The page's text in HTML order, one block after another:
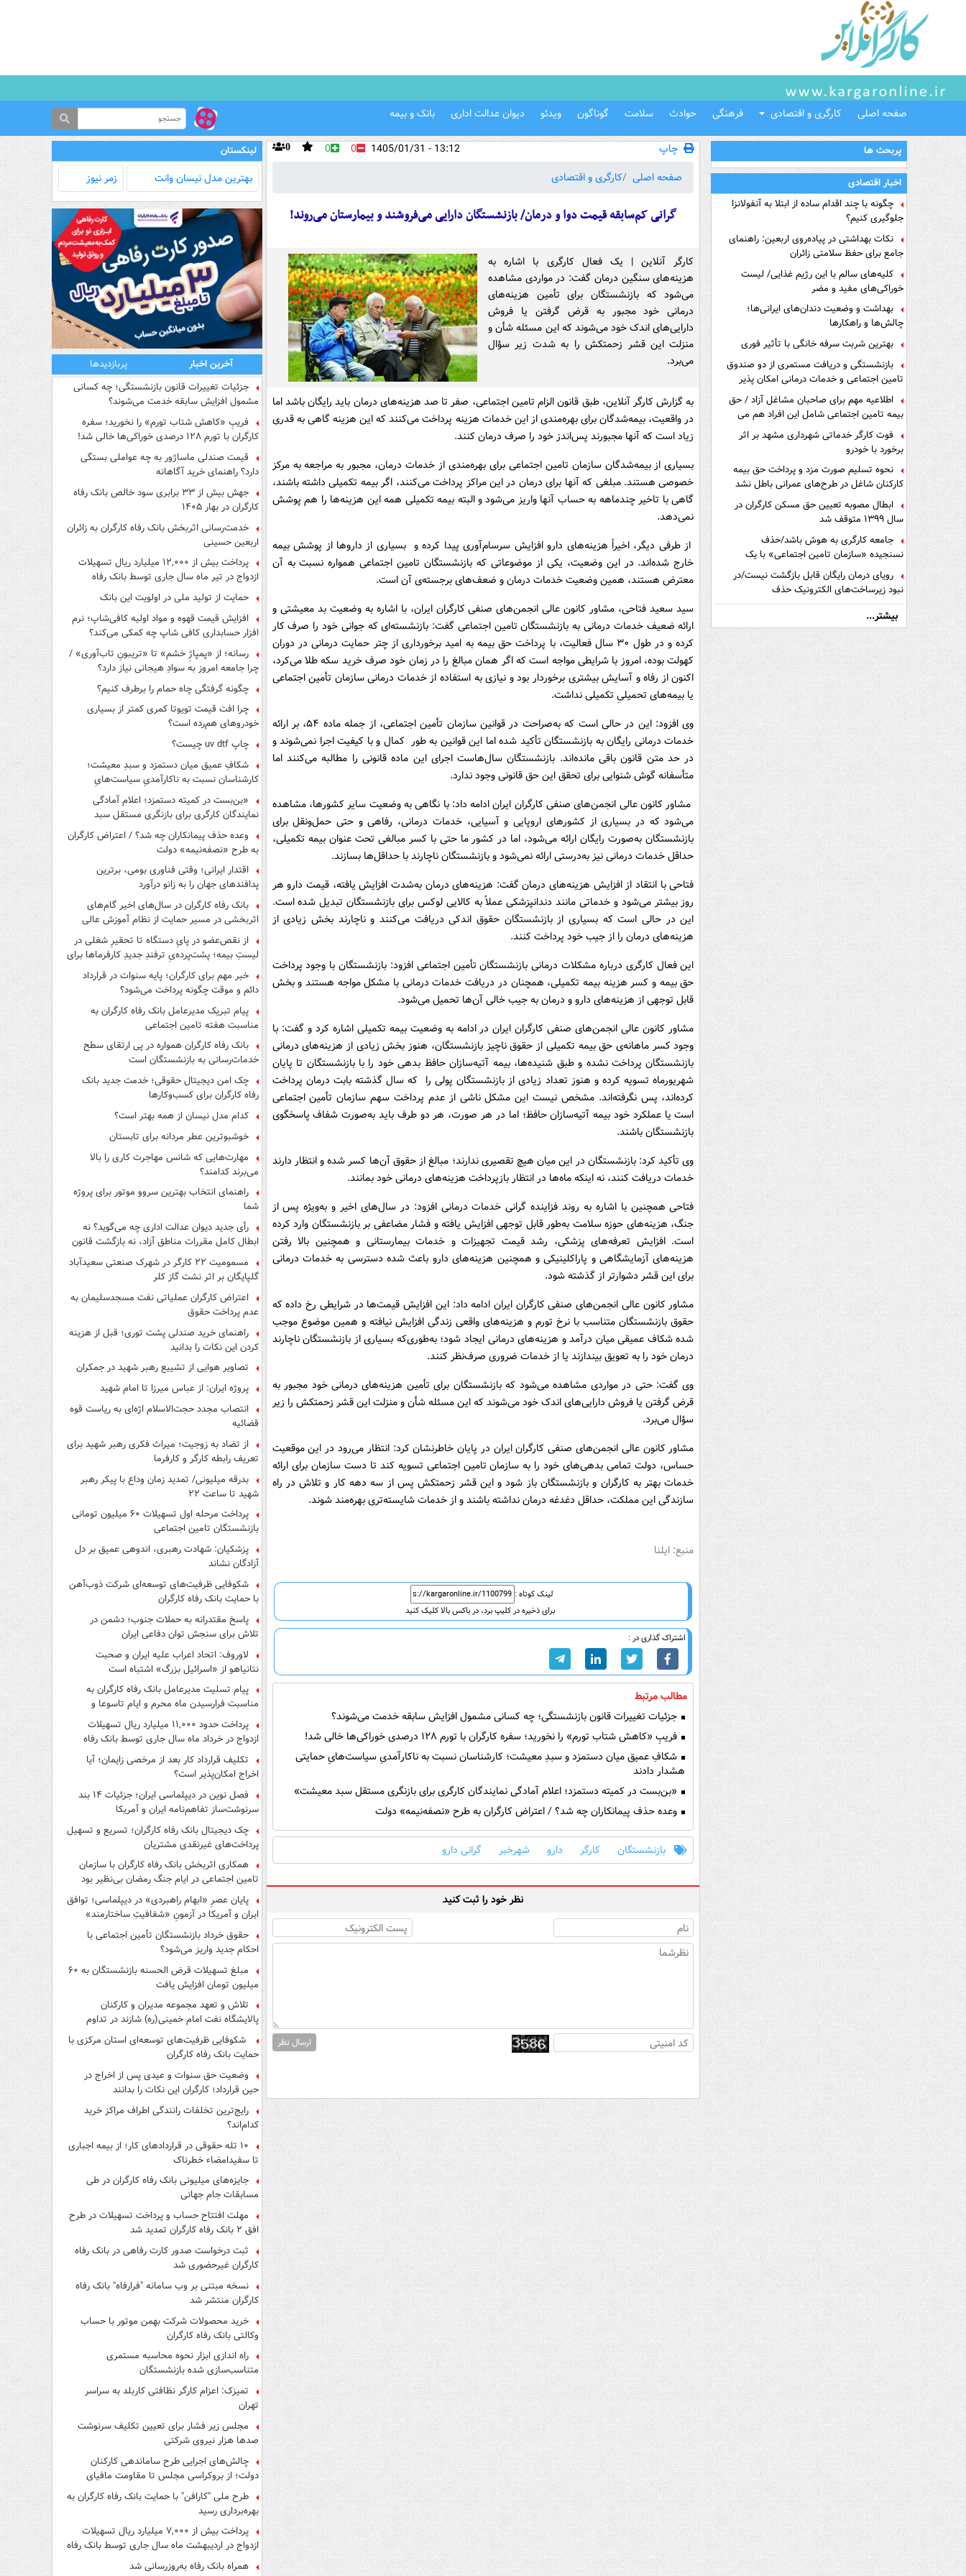
صفحه اصلی کارگری و اقتصادی فرهنگی حوادث سلامت گوناگون ویدئو دیوان عدالت اداری بانک و بیمه
پربحث ها
اخبار اقتصادی
چگونه با چند اقدام ساده از ابتلا به آنفولانزا
جلوگیری کنیم؟
نکات بهداشتی در پیاده‌روی اربعین: راهنمای
جامع برای حفظ سلامتی زائران
کلیه‌های سالم با این رژیم غذایی/ لیست
خوراکی‌های مفید و مضر
بهداشت و وضعیت دندان‌های ایرانی‌ها؛
چالش‌ها و راهکارها
بهترین شربت سرفه خانگی با تأثیر فوری
بازنشستگی و دریافت مستمری از دو صندوق
تامین اجتماعی و خدمات درمانی امکان پذیر
است ؟
اطلاعیه مهم برای صاحبان مشاغل آزاد / حق
بیمه تامین اجتماعی شامل این افراد هم می
شودفوت کارگر خدماتی شهرداری مشهد بر اثر
برخورد با خودرو
نحوه تسلیم صورت مزد و پرداخت حق بیمه
کارکنان شاغل در طرح‌های عمرانی باطل نشد
ابطال مصوبه تعیین حق مسکن کارگران در
سال ۱۳۹۹ متوقف شد
جامعه کارگری به هوش باشد/حذف
نسنجیده «سازمان تامین اجتماعی» با یک
تفاهم نامه!
رویای درمان رایگان قابل بازگشت نیست/در
نبود زیرساخت‌های الکترونیک حذف
دفترچه‌های بیمه اشتباه مضاعف است
بیشتر...
چاپ 0 0 0
13:12 - 1405/01/31
صفحه اصلی
کارگری و اقتصادی
گرانی کم‌سابقه‌ قیمت دوا و درمان/ بازنشستگان دارایی می‌فروشند و بیمارستان می‌روند!
کارگر آنلاین | یک فعال کارگری با اشاره به
هزینه‌های سنگین درمان گفت: در مواردی مشاهده
می‌شود که بازنشستگان برای تأمین هزینه‌های
درمانی خود مجبور به قرض گرفتن یا فروش
دارایی‌های اندک خود می‌شوند که این مسئله شأن و
منزلت این قشر زحمتکش را به شدت زیر سؤال
می‌برد.
به گزارش کارگر آنلاین، طبق قانون الزام تامین اجتماعی، صفر تا صد هزینه‌های درمان باید رایگان باشد اما
در واقعیت، بیمه‌شدگان برای بهره‌مندی از این خدمات هزینه پرداخت می‌کنند که این هزینه گاهی به قدری
زیاد است که آنها مجبورند پس‌اندز خود را صرف درمان کنند.
بسیاری از بیمه‌شدگان سازمان تامین اجتماعی برای بهره‌مندی از خدمات درمان، مجبور به مراجعه به مرکز
خصوصی هستند. مبلغی که آنها برای درمان در این مراکز پرداخت می‌کنند، اگر بیمه تکمیلی داشته باشند،
گاهی با تاخیر چندماهه به حساب آنها واریز می‌شود و البته بیمه تکمیلی همه این هزینه‌ها را هم‌ پوشش
نمی‌دهد.
از طرفی دیگر، اخیراً هزینه‌های دارو افزایش سرسام‌آوری پیدا کرده و بسیاری از داروها از پوشش بیمه
خارج شده‌اند. در این وضعیت، یکی از موضوعاتی که بازنشستگان تامین اجتماعی همواره نسبت به آن
معترض هستند، همین وضعیت خدمات درمان و ضعف‌های برجسته‌ی آن است.
سید سعید فتاحی، مشاور کانون عالی انجمن‌های صنفی کارگران ایران، با اشاره به وضعیت بد معیشتی و
ارائه ضعیف خدمات درمانی به بازنشستگان تامین اجتماعی گفت: بازنشسته‌ای که جوانی خود را صرف کار
کرده و در طول ۳۰ سال فعالیت، با پرداخت حق بیمه به امید برخورداری از چتر حمایت درمانی در دوران
کهولت بوده، امروز با شرایطی مواجه است که اگر همان مبالغ را در زمان خود صرف خرید سکه طلا می‌کرد،
اکنون از رفاه و آسایش بیشتری برخوردار بود و نیازی به استفاده از خدمات درمانی سازمان تأمین اجتماعی
یا بیمه‌های تحمیلیِ تکمیلی نداشت.
وی افزود: این در حالی است که به‌صراحت در قوانین سازمان تأمین اجتماعی، از جمله ماده ۵۴، بر ارائه
خدمات درمانی رایگان به بازنشستگان تأکید شده اما این قوانین به طور کمال و با کیفیت اجرا نمی‌شوند و
در حد متن قانون باقی مانده‌اند. بازنشستگان سال‌هاست اجرای این ماده قانونی را مطالبه می‌کنند اما
متأسفانه گوش شنوایی برای تحقق این حق قانونی وجود ندارد.
مشاور کانون عالی انجمن‌های صنفی کارگران ایران ادامه داد: با نگاهی به وضعیت سایر کشورها، مشاهده
می‌شود که در بسیاری از کشورهای اروپایی و آسیایی، خدمات درمانی، رفاهی و حتی حمل‌ونقل برای
بازنشستگان به‌صورت رایگان ارائه می‌شود، اما در کشور ما حتی با کسر مبالغی تحت عنوان بیمه تکمیلی،
حداقل خدمات درمانی نیز به‌درستی ارائه نمی‌شود و بازنشستگان ناچارند با حداقل‌ها بسازند.
فتاحی با انتقاد از افزایش هزینه‌های درمان گفت: هزینه‌های درمان به‌شدت افزایش یافته، قیمت دارو هر
روز بیشتر می‌شود و خدماتی مانند دندانپزشکی عملاً به کالایی لوکس برای بازنشستگان تبدیل شده است.
این در حالی است که بسیاری از بازنشستگان حقوق اندکی دریافت می‌کنند و ناچارند بخش زیادی از
هزینه‌های درمان را از جیب خود پرداخت کنند.
این فعال کارگری درباره مشکلات درمانی بازنشستگان تأمین اجتماعی افزود: بازنشستگان با وجود پرداخت
حق بیمه و کسر هزینه بیمه تکمیلی، همچنان در دریافت خدمات درمانی با مشکل مواجه هستند و بخش
قابل توجهی از هزینه‌های دارو و درمان به جیب خالی آن‌ها تحمیل می‌شود.
مشاور کانون عالی انجمن‌های صنفی کارگران ایران در ادامه به وضعیت بیمه تکمیلی اشاره کرد و گفت: با
وجود کسر ماهانه‌ی حق بیمه تکمیلی از حقوق ناچیز بازنشستگان، هنوز بخش زیادی از هزینه‌های درمانی
بازنشستگان پرداخت نشده و طبق شنیده‌ها، بیمه آتیه‌سازان حافظ بدهی خود را با بازنشستگان تا پایان
شهریورماه تسویه کرده و هنوز تعداد زیادی از بازنشستگان پولی را که سال گذشته بابت درمان پرداخت
کرده‌اند، پس نگرفته‌اند. مشخص نیست این مشکل ناشی از عدم پرداخت سهم سازمان تأمین اجتماعی
است یا عملکرد خود بیمه آتیه‌سازان حافظ؛ اما در هر صورت، هر دو طرف باید به‌صورت شفاف پاسخگوی
بازنشستگان باشند.
وی تأکید کرد: بازنشستگان در این میان هیچ تقصیری ندارند؛ مبالغ از حقوق آن‌ها کسر شده و انتظار دارند
خدمات دریافت کنند، نه اینکه ماه‌ها در انتظار بازپرداخت هزینه‌های درمانی خود بمانند.
فتاحی همچنین با اشاره به روند فزاینده گرانی خدمات درمانی افزود: در سال‌های اخیر و به‌ویژه پس از
جنگ، هزینه‌های حوزه سلامت به‌طور قابل توجهی افزایش یافته و فشار مضاعفی بر بازنشستگان وارد کرده
است. افزایش تعرفه‌های پزشکی، رشد قیمت تجهیزات و خدمات بیمارستانی و همچنین بالا رفتن
هزینه‌های آزمایشگاهی و پاراکلینیکی و همچنین هزینه‌های دارو باعث شده دسترسی به خدمات درمانی
برای این قشر دشوارتر از گذشته شود.
مشاور کانون عالی انجمن‌های صنفی کارگران ایران ادامه داد: این افزایش قیمت‌ها در شرایطی رخ داده که
حقوق بازنشستگان متناسب با نرخ تورم و هزینه‌های واقعی زندگی افزایش نیافته و همین موضوع موجب
شده شکاف عمیقی میان درآمد و هزینه‌های درمانی ایجاد شود؛ به‌طوری‌که بسیاری از بازنشستگان ناچارند
درمان خود را به تعویق بیندازند یا از خدمات ضروری صرف‌نظر کنند.
وی گفت: حتی در مواردی مشاهده می‌شود که بازنشستگان برای تأمین هزینه‌های درمانی خود مجبور به
قرض گرفتن یا فروش دارایی‌های اندک خود می‌شوند که این مسئله شأن و منزلت این قشر زحمتکش را زیر
سؤال می‌برد.
مشاور کانون عالی انجمن‌های صنفی کارگران ایران در پایان خاطرنشان کرد: انتظار می‌رود در این موقعیت
حساس، دولت تمامی بدهی‌های خود را به سازمان تامین اجتماعی تسویه کند تا دست سازمان برای ارائه
خدمات بهتر به کارگران و بازنشستگان باز شود و این قشر زحمتکش پس از سه دهه کار و تلاش در راه
سازندگی این مملکت، حداقل دغدغه درمان نداشته باشند و از خدمات شایسته‌تری بهره‌مند شوند.
منبع: ایلنا
لینک کوتاه :
برای ذخیره در کلیپ برد، در باکس بالا کلیک کنید
اشتراک گذاری در :
مطالب مرتبط
جزئیات تغییرات قانون بازنشستگی؛ چه کسانی مشمول افزایش سابقه خدمت می‌شوند؟
فریبِ «کاهش شتاب تورم» را نخورید؛ سفره کارگران با تورم ۱۲۸ درصدی خوراکی‌ها خالی شد!
شکافِ عمیق میان دستمزد و سبدِ معیشت؛ کارشناسان نسبت به ناکارآمدیِ سیاست‌هایِ حمایتی
هشدار دادند
«بن‌بست در کمیته دستمزد؛ اعلام آمادگی نمایندگان کارگری برای بازنگری مستقل سبد معیشت»
وعده حذف پیمانکاران چه شد؟ / اعتراض کارگران به طرح «نصفه‌نیمه» دولت
بازنشستگان کارگر دارو شهرخبر گرانی دارو
نظر خود را ثبت کنید
ارسال نظر
لینکستان
بهترین مدل‌ نیسان وانت زمر نیوز
آخرین اخبار
پربازدیدها
جزئیات تغییرات قانون بازنشستگی؛ چه کسانی
مشمول افزایش سابقه خدمت می‌شوند؟
فریبِ «کاهش شتاب تورم» را نخورید؛ سفره
کارگران با تورم ۱۲۸ درصدی خوراکی‌ها خالی شد!
قیمت صندلی ماساژور به چه عواملی بستگی
دارد؟ راهنمای خرید آگاهانه
جهش بیش از ۳۳ برابری سود خالص بانک رفاه
کارگران در بهار ۱۴۰۵
خدمت‌رسانی اثربخش بانک رفاه کارگران به زائران
اربعین حسینی
پرداخت بیش از ۱۲,۰۰۰ میلیارد ریال تسهیلات
ازدواج در تیر ماه سال جاری توسط بانک رفاه
کارگران
حمایت از تولید ملی در اولویت این بانک
افزایش قیمت قهوه و مواد اولیه کافی‌شاپ؛ نرم
افزار حسابداری کافی شاپ چه کمکی می‌کند؟
رسانه؛ از «پمپاژِ خشم» تا «تریبونِ تاب‌آوری» /
چرا جامعه امروز به سوادِ هیجانی نیاز دارد؟
چگونه گرفتگی چاه حمام را برطرف کنیم؟
چرا افت قیمت تویوتا کمری کمتر از بسیاری
خودروهای هم‌رده است؟
چاپ uv dtf چیست؟
شکافِ عمیق میان دستمزد و سبدِ معیشت؛
کارشناسان نسبت به ناکارآمدیِ سیاست‌هایِ
حمایتی هشدار دادند
«بن‌بست در کمیته دستمزد؛ اعلام آمادگی
نمایندگان کارگری برای بازنگری مستقل سبد
وعده حذف پیمانکاران چه شد؟ / اعتراض کارگران
به طرح «نصفه‌نیمه» دولت
اقتدار ایرانی؛ وقتی فناوری بومی، برترین
پدافندهای جهان را به زانو درآورد
بانک رفاه کارگران در سال‌های اخیر گام‌های
اثربخشی در مسیر حمایت از نظام آموزش عالی
برداشته است
از نقص‌عضو در پایِ دستگاه تا تحقیرِ شغلی در
لیستِ بیمه؛ پشت‌پرده‌یِ ترفندِ جدیدِ کارفرماها برای
فرار از قانون چیست؟
خبر مهم برای کارگران؛ پایه سنوات در قرارداد
دائم و موقت چگونه پرداخت می‌شود؟
پیام تبریک مدیرعامل بانک رفاه کارگران به
مناسبت هفته تامین اجتماعی
بانک رفاه کارگران همواره در پی ارتقای سطح
خدمات‌رسانی به بازنشستگان است
چک امن دیجیتال حقوقی؛ خدمت جدید بانک
رفاه کارگران برای کسب‌وکارها
کدام مدل نیسان از همه بهتر است؟
خوشبوترین عطر مردانه برای تابستان
مهارت‌هایی که شانس مهاجرت کاری را بالا
می‌برند کدامند؟
راهنمای انتخاب بهترین سروو موتور برای پروژه
شما
رأی جدید دیوان عدالت اداری چه می‌گوید؟ نه
ابطال کامل مقررات مناطق آزاد، نه بازگشت قانون
مسمومیت ۲۲ کارگر در شهرک صنعتی سعیدآباد
گلپایگان بر اثر نشت گاز کلر
اعتراض کارگران عملیاتی نفت مسجدسلیمان به
عدم پرداخت حقوق
راهنمای خرید صندلی پشت توری؛ قبل از هزینه
کردن این نکات را بدانید
تصاویر هوایی از تشییع رهبر شهید در جمکران
پروژه ایران: از عباس میرزا تا امام شهید
انتصاب مجدد حجت‌الاسلام اژه‌ای به ریاست قوه‌
قضائیه
از تضاد به زوجیت؛ میراث فکری رهبر شهید برای
تعریف رابطه کارگر و کارفرما
بدرقه میلیونی/ تمدید زمان وداع با پیکر رهبر
شهید تا ساعت ۲۲
پرداخت مرحله اول تسهیلات ۶۰ میلیون تومانی
بازنشستگان تامین اجتماعی
پزشکیان: شهادت رهبری، اندوهی عمیق بر دل
آزادگان نشاند
شکوفایی ظرفیت‌های توسعه‌ای شرکت ذوب‌آهن
با حمایت‌ بانک رفاه کارگران
پاسخ مقتدرانه به حملات جنوب؛ دشمن در
تلاش برای سنجش توان دفاعی ایران
لاوروف: اتحاد اعراب علیه ایران و صحبت
نتانیاهو از «اسرائیل بزرگ» اشتباه است
پیام تسلیت مدیرعامل بانک رفاه کارگران به
مناسبت فرارسیدن ماه محرم و ایام تاسوعا و
عاشورای حسینی
پرداخت حدود ۱۱,۰۰۰ میلیارد ریال تسهیلات
ازدواج در خرداد ماه سال جاری توسط بانک رفاه
کارگران
تکلیف قرارداد کار بعد از مرخصی زایمان؛ آیا
اخراج امکان‌پذیر است؟
فصل نوین در دیپلماسی ایران؛ جزئیات ۱۴ بند
سرنوشت‌ساز تفاهم‌نامه ایران و آمریکا
چک دیجیتال بانک رفاه کارگران؛ تسریع و تسهیل
پرداخت‌های غیرنقدی مشتریان
همکاری اثربخش بانک رفاه کارگران با سازمان
تامین اجتماعی در ایام جنگ رمضان بی‌نظیر بود
پایان عصرِ «ابهام راهبردی» در دیپلماسی؛ توافق
ایران و آمریکا در آزمونِ «شفافیتِ ساختارمند»
حقوق خرداد بازنشستگان تأمین اجتماعی با
احکام جدید واریز می‌شود؟
مبلغ تسهیلات قرض الحسنه بازنشستگان به ۶۰
میلیون تومان افزایش یافت
تلاش و تعهد مجموعه مدیران و کارکنان
پالایشگاه نفت امام خمینی(ره) شازند در تداوم
تولید در ایام جنگ رمضان، شایسته قدردانی است
شکوفایی ظرفیت‌های توسعه‌ای استان مرکزی با
حمایت بانک رفاه کارگران
وضعیت حق سنوات و عیدی پس از اخراج در
حین قرارداد؛ کارگران این نکات را بدانند
رایج‌ترین تخلفات رانندگی اطراف مراکز خرید
کدام‌اند؟
۱۰ تله حقوقی در قراردادهای کار؛ از بیمه اجباری
تا سفیدامضاء خطرناک
جایزه‌های میلیونی بانک رفاه کارگران در طی
مسابقات جام جهانی
مهلت افتتاح حساب و پرداخت تسهیلات در طرح
افق ۲ بانک رفاه کارگران تمدید شد
ثبت درخواست صدور کارت رفاهی در بانک رفاه
کارگران غیرحضوری شد
نسخه مبتنی بر وب سامانه "فرارفاه" بانک رفاه
کارگران منتشر شد
خرید محصولات شرکت بهمن موتور با حساب
وکالتی بانک رفاه کارگران
راه اندازی ابزار نحوه محاسبه مستمری
متناسب‌سازی شده بازنشستگان
تمیزک: اعزام کارگر نظافتی کاربلد به سراسر
تهران
مجلس زیر فشار برای تعیین تکلیف سرنوشت
صدها هزار نیروی شرکتی
چالش‌های اجرایی طرح ساماندهی کارکنان
دولت؛ از بروکراسی مجلس تا مقاومت مافیای
واسطه‌گری
طرح ملی "کارافن" با حمایت بانک رفاه کارگران به
بهره‌برداری رسید
پرداخت بیش از ۷,۰۰۰ میلیارد ریال تسهیلات
ازدواج در اردیبهشت ماه سال جاری توسط بانک رفاه
کارگران
همراه بانک رفاه به‌روزرسانی شد